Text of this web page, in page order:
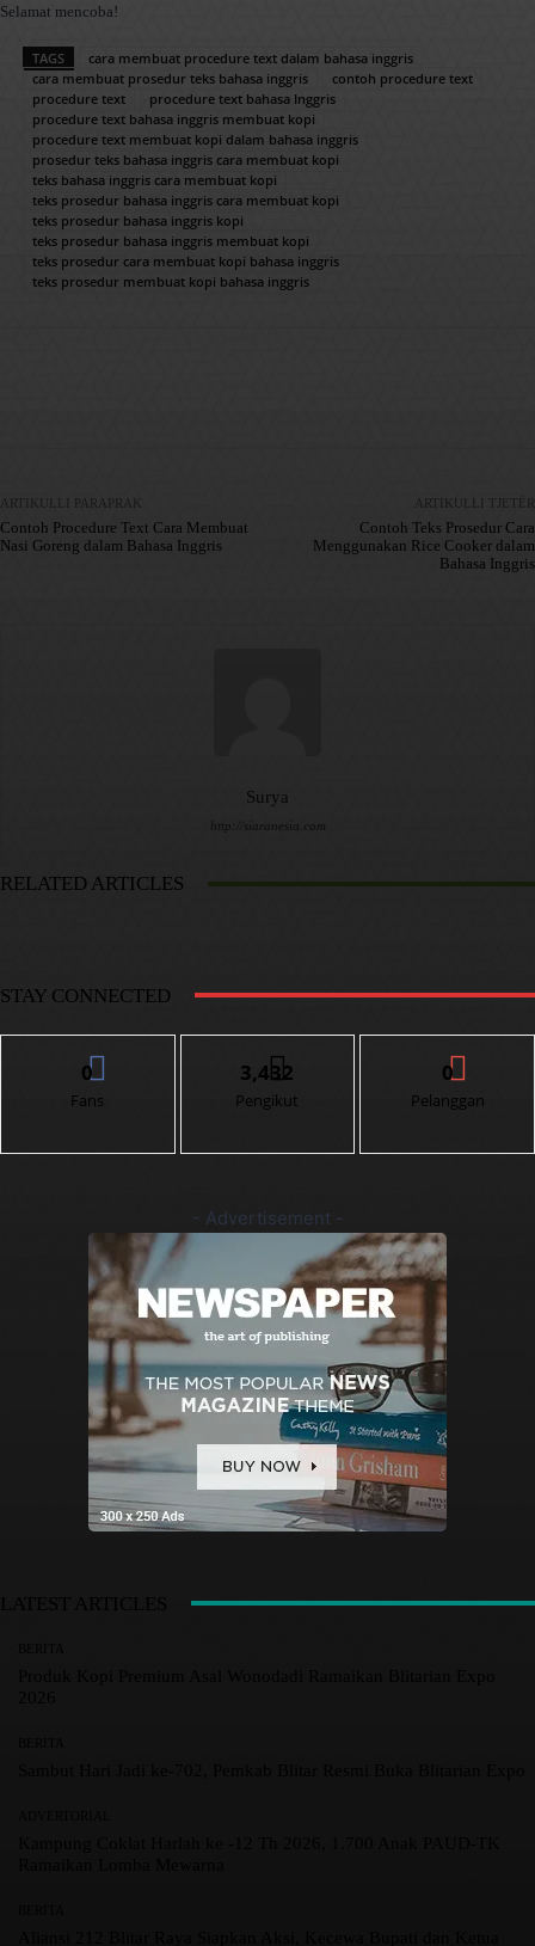
Selamat mencoba!
TAGS
cara membuat procedure text dalam bahasa inggris
cara membuat prosedur teks bahasa inggris
contoh procedure text
procedure text
procedure text bahasa Inggris
procedure text bahasa inggris membuat kopi
procedure text membuat kopi dalam bahasa inggris
prosedur teks bahasa inggris cara membuat kopi
teks bahasa inggris cara membuat kopi
teks prosedur bahasa inggris cara membuat kopi
teks prosedur bahasa inggris kopi
teks prosedur bahasa inggris membuat kopi
teks prosedur cara membuat kopi bahasa inggris
teks prosedur membuat kopi bahasa inggris
ARTIKULLI PARAPRAK
Contoh Procedure Text Cara Membuat
Nasi Goreng dalam Bahasa Inggris
ARTIKULLI TJETËR
Contoh Teks Prosedur Cara
Menggunakan Rice Cooker dalam
Bahasa Inggris
Surya
http://siaranesia.com
RELATED ARTICLES
STAY CONNECTED
0
Fans
3,432
Pengikut
0
Pelanggan
- Advertisement -